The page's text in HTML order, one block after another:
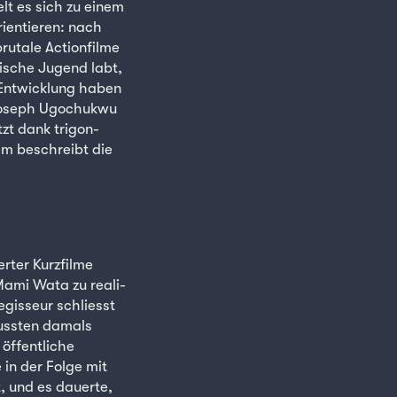
es sich zu einem
nach
Actionfilme
Jugend labt,
haben
Ugochukwu
dank trigon-
beschreibt die
Kurzfilme
Wata zu reali-
schliesst
damals
öffentliche
in der Folge mit
und es dauerte,